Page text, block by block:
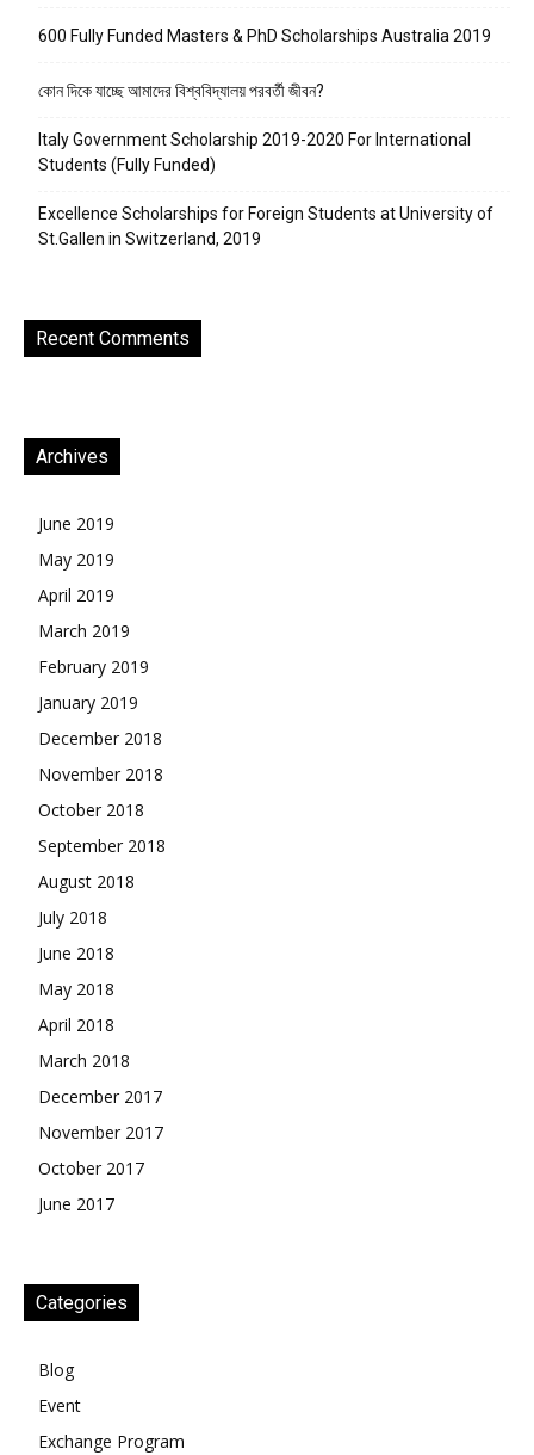
600 Fully Funded Masters & PhD Scholarships Australia 2019
কোন দিকে যাচ্ছে আমাদের বিশ্ববিদ্যালয় পরবর্তী জীবন?
Italy Government Scholarship 2019-2020 For International
Students (Fully Funded)
Excellence Scholarships for Foreign Students at University of
St.Gallen in Switzerland, 2019
Recent Comments
Archives
June 2019
May 2019
April 2019
March 2019
February 2019
January 2019
December 2018
November 2018
October 2018
September 2018
August 2018
July 2018
June 2018
May 2018
April 2018
March 2018
December 2017
November 2017
October 2017
June 2017
Categories
Blog
Event
Exchange Program